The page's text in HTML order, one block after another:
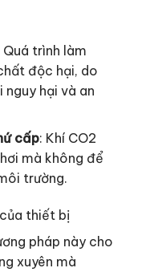
Quá trình làm
độc hại, do
hại và an
cấp: Khí CO2
mà không để
trường.
thiết bị
pháp này cho
xuyên mà